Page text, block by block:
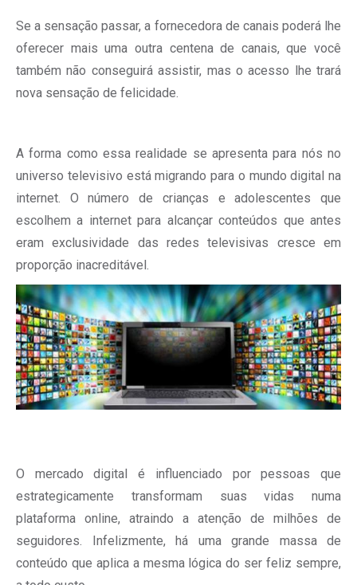
Se a sensação passar, a fornecedora de canais poderá lhe
oferecer mais uma outra centena de canais, que você
também não conseguirá assistir, mas o acesso lhe trará
nova sensação de felicidade.
A forma como essa realidade se apresenta para nós no
universo televisivo está migrando para o mundo digital na
internet. O número de crianças e adolescentes que
escolhem a internet para alcançar conteúdos que antes
eram exclusividade das redes televisivas cresce em
proporção inacreditável.
O mercado digital é influenciado por pessoas que
estrategicamente transformam suas vidas numa
plataforma online, atraindo a atenção de milhões de
seguidores. Infelizmente, há uma grande massa de
conteúdo que aplica a mesma lógica do ser feliz sempre,